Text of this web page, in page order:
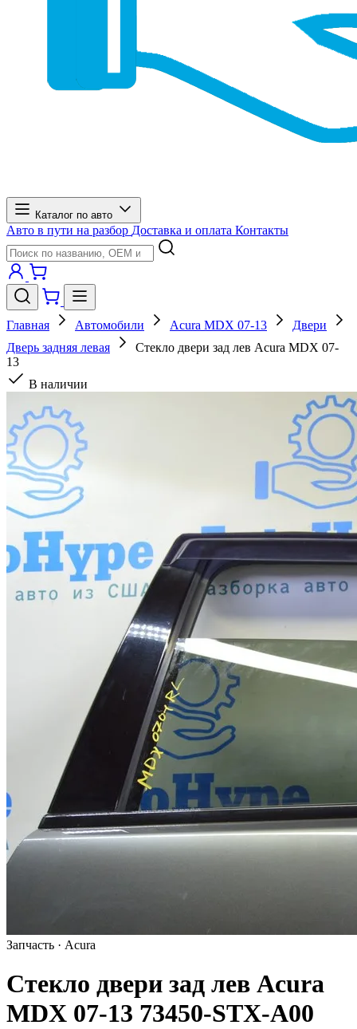
Каталог по авто
Авто в пути на разбор Доставка и оплата Контакты
Главная Автомобили Acura MDX 07-13
Двери
Дверь задняя левая
Стекло двери зад лев Acura MDX 07-
13
В наличии
Запчасть · Acura
Стекло двери зад лев Acura
MDX 07-13 73450-STX-A00